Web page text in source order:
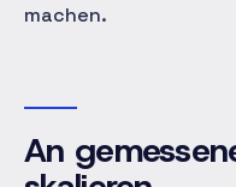
machen.
An